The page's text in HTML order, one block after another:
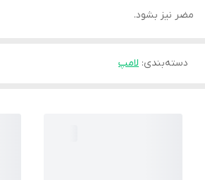
مضر نیز بشود.
دسته‌بندی: لامپ